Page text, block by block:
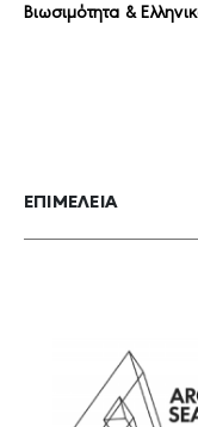
Βιωσιμότητα &
ΕΠΙΜΕΛΕΙΑ